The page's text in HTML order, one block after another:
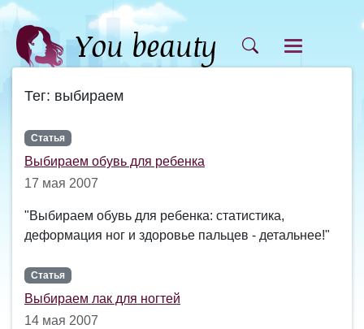
Тег: выбираем
Статья
Выбираем обувь для ребенка
17 мая 2007
"Выбираем обувь для ребенка: статистика,
деформация ног и здоровье пальцев - детальнее!"
Статья
Выбираем лак для ногтей
14 мая 2007